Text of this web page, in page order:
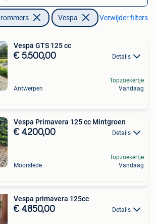
Vespa Verwijder filters
Vespa GTS 125 cc
€ 5.500,00 Details
Antwerpen
Topzoekertje
Vandaag
Vespa Primavera 125 cc Mintgroen
€ 4.200,00 Details
Moorslede
Topzoekertje
Vandaag
Vespa primavera 125cc
€ 4.850,00 Details